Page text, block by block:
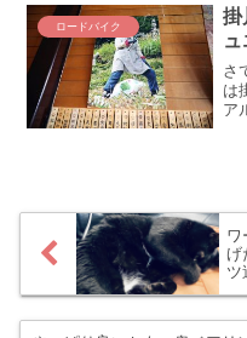
現
入
ロードバイク
掛
さ
は
ア
ワ
げ
ツ